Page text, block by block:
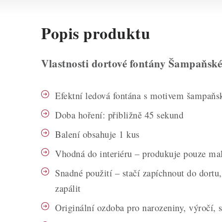
Popis produktu
Vlastnosti dortové fontány
Efektní ledová fontána s motivem
Doba hoření: přibližně 45 sekund
Balení obsahuje 1 kus
Vhodná do interiéru – produkuje pouze
Snadné použití – stačí zapíchnout do
zapálit
Originální ozdoba pro narozeniny, výročí,